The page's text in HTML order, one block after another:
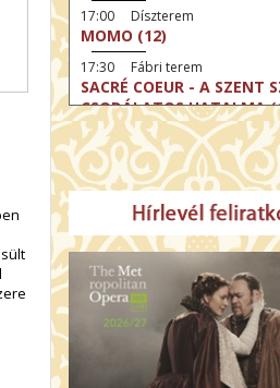
17:00 Díszterem
MOMO (12)
17:30 Fábri terem
SACRÉ COEUR - A SZENT
CSODÁLATOS HATALMA
17:30 Törőcsik Mari terem
SZERELMEM, MAROKKÓ
17:30 Csortos terem
MOHÁCS – VILÁGOK
19:00 Díszterem
ODÜSSZEIA (16)
19:30 Csortos terem
MEGHÍVÁS (16)
19:30 Fábri terem
KESERŰ KARÁCSONY (16)